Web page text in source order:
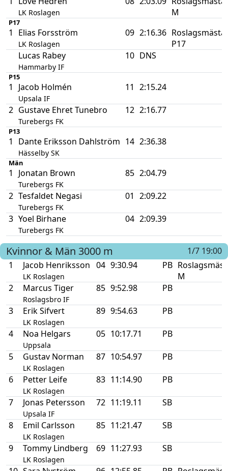
LK Roslagen
M
P17
1 Elias Forsström
LK Roslagen
09 2:16.36
P17
Lucas Rabey
Hammarby IF
10 DNS
P15
1 Jacob Holmén
Upsala IF
11 2:15.24
2 Gustave Ehret Tunebro
Turebergs FK
12 2:16.77
P13
1 Dante Eriksson Dahlström
Hässelby SK
14 2:36.38
Män
1 Jonatan Brown
Turebergs FK
85 2:04.79
2 Tesfaldet Negasi
Turebergs FK
01 2:09.22
3 Yoel Birhane
Turebergs FK
04 2:09.39
Kvinnor & Män 3000 m
1/7 19:00
1
Jacob Henriksson
LK Roslagen
04 9:30.94 PB
M
2
Marcus Tiger
Roslagsbro IF
85 9:52.98 PB
3 Erik Sifvert
LK Roslagen
89 9:54.63 PB
4 Noa Helgars
Uppsala
05 10:17.71 PB
5 Gustav Norman
LK Roslagen
87 10:54.97 PB
6 Petter Leife
LK Roslagen
83 11:14.90 PB
7 Jonas Petersson
Upsala IF
72 11:19.11 SB
8 Emil Carlsson
LK Roslagen
85 11:21.47 SB
9 Tommy Lindberg
LK Roslagen
69 11:27.93 SB